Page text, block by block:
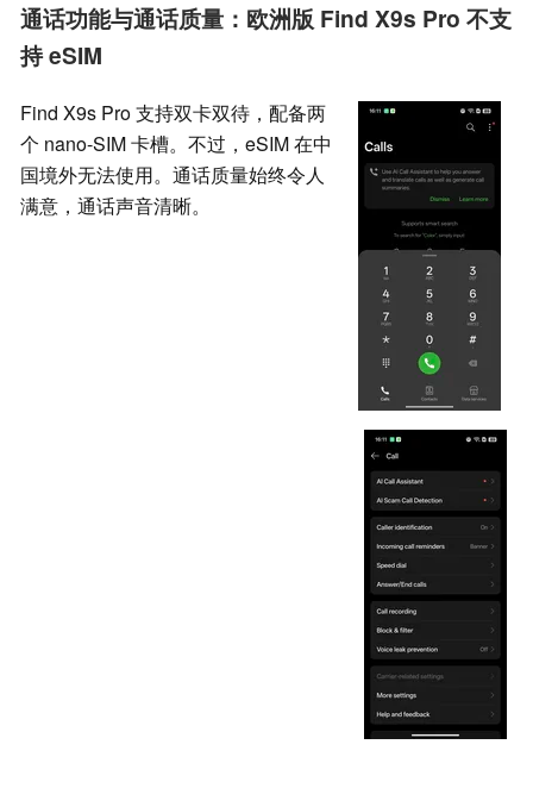
通话功能与通话质量：欧洲版 Find X9s Pro 不支
持 eSIM
Find X9s Pro 支持双卡双待，配备两
个 nano-SIM 卡槽。不过，eSIM 在中
国境外无法使用。通话质量始终令人
满意，通话声音清晰。